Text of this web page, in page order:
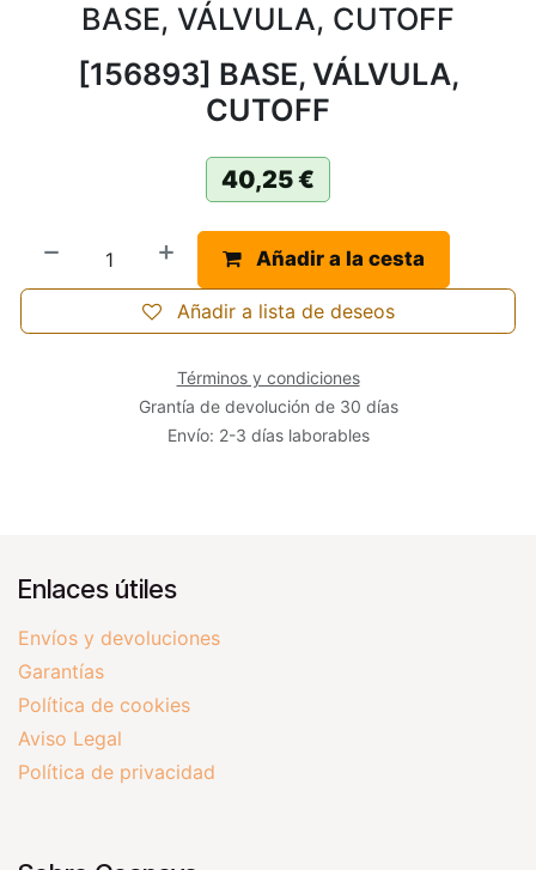
BASE, VÁLVULA, CUTOFF
[156893] BASE, VÁLVULA,
CUTOFF
40,25€
Añadir a la cesta
Añadir a lista de deseos
Términos y condiciones
Grantía de devolución de 30 días
Envío: 2-3 días laborables
Enlaces útiles
Envíos y devoluciones
Garantías
Política de cookies
Aviso Legal
Política de privacidad